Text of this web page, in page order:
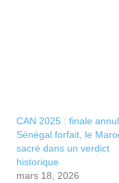
CAN 2025 : finale
Sénégal forfait, le
sacré dans un verdict
historique
mars 18, 2026